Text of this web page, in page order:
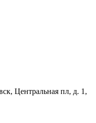
Центральная пл, д. 1,